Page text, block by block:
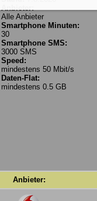
Anbieter:
Alle Anbieter
Smartphone Minuten:
30
Smartphone SMS:
3000 SMS
Speed:
mindestens 50 Mbit/s
Daten-Flat:
mindestens 0.5 GB
Anbieter: